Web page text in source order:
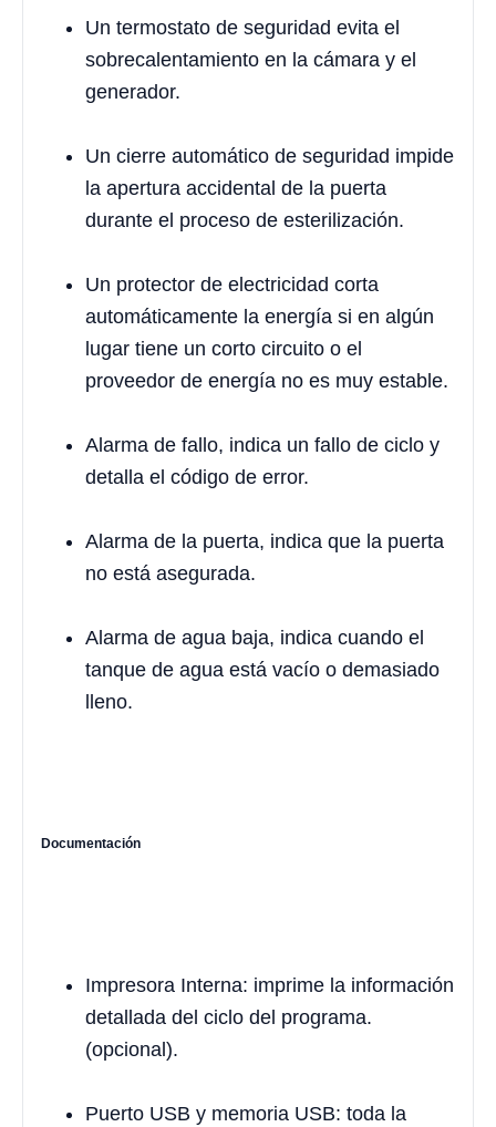
Un termostato de seguridad evita el
sobrecalentamiento en la cámara y el
generador.
Un cierre automático de seguridad impide
la apertura accidental de la puerta
durante el proceso de esterilización.
Un protector de electricidad corta
automáticamente la energía si en algún
lugar tiene un corto circuito o el
proveedor de energía no es muy estable.
Alarma de fallo, indica un fallo de ciclo y
detalla el código de error.
Alarma de la puerta, indica que la puerta
no está asegurada.
Alarma de agua baja, indica cuando el
tanque de agua está vacío o demasiado
lleno.
Documentación
Impresora Interna: imprime la información
detallada del ciclo del programa.
(opcional).
Puerto USB y memoria USB: toda la